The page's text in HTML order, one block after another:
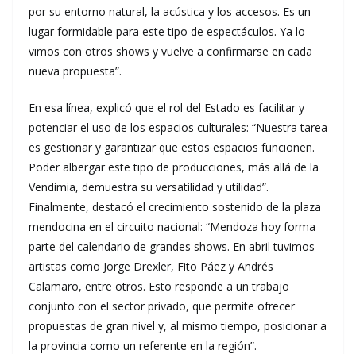
por su entorno natural, la acústica y los accesos. Es un
lugar formidable para este tipo de espectáculos. Ya lo
vimos con otros shows y vuelve a confirmarse en cada
nueva propuesta”.
En esa línea, explicó que el rol del Estado es facilitar y
potenciar el uso de los espacios culturales: “Nuestra tarea
es gestionar y garantizar que estos espacios funcionen.
Poder albergar este tipo de producciones, más allá de la
Vendimia, demuestra su versatilidad y utilidad”.
Finalmente, destacó el crecimiento sostenido de la plaza
mendocina en el circuito nacional: “Mendoza hoy forma
parte del calendario de grandes shows. En abril tuvimos
artistas como Jorge Drexler, Fito Páez y Andrés
Calamaro, entre otros. Esto responde a un trabajo
conjunto con el sector privado, que permite ofrecer
propuestas de gran nivel y, al mismo tiempo, posicionar a
la provincia como un referente en la región”.